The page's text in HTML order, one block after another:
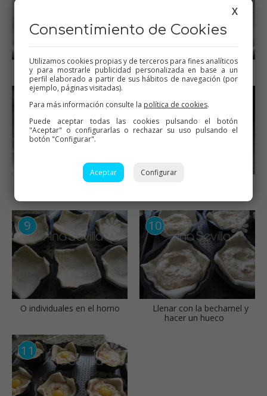
Harina tostada Bechamel lista
Mezclar con el queso y
O individuales en el horno
Llenar con la bechamel y
hacer un hueco
X
Consentimiento de Cookies
Utilizamos cookies propias y de terceros para fines analíticos
y para mostrarle publicidad personalizada en base a un
perfil elaborado a partir de sus hábitos de navegación (por
ejemplo, páginas visitadas).
Para más información consulte la política de cookies.
Puede aceptar todas las cookies pulsando el botón
"Aceptar" o configurarlas o rechazar su uso pulsando el
botón "Configurar".
Aceptar Configurar